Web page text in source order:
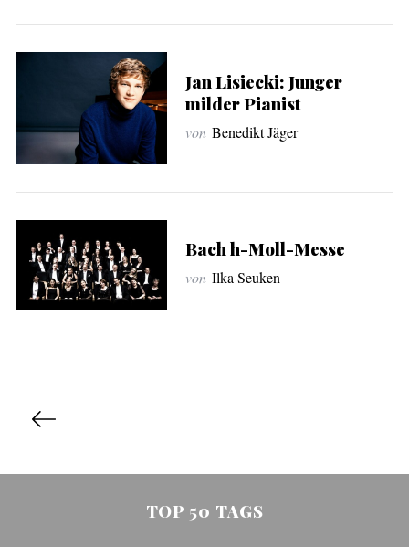
Jan Lisiecki: Junger
milder Pianist
von Benedikt Jäger
Bach h-Moll-Messe
von Ilka Seuken
t
TOP 50 TAGS